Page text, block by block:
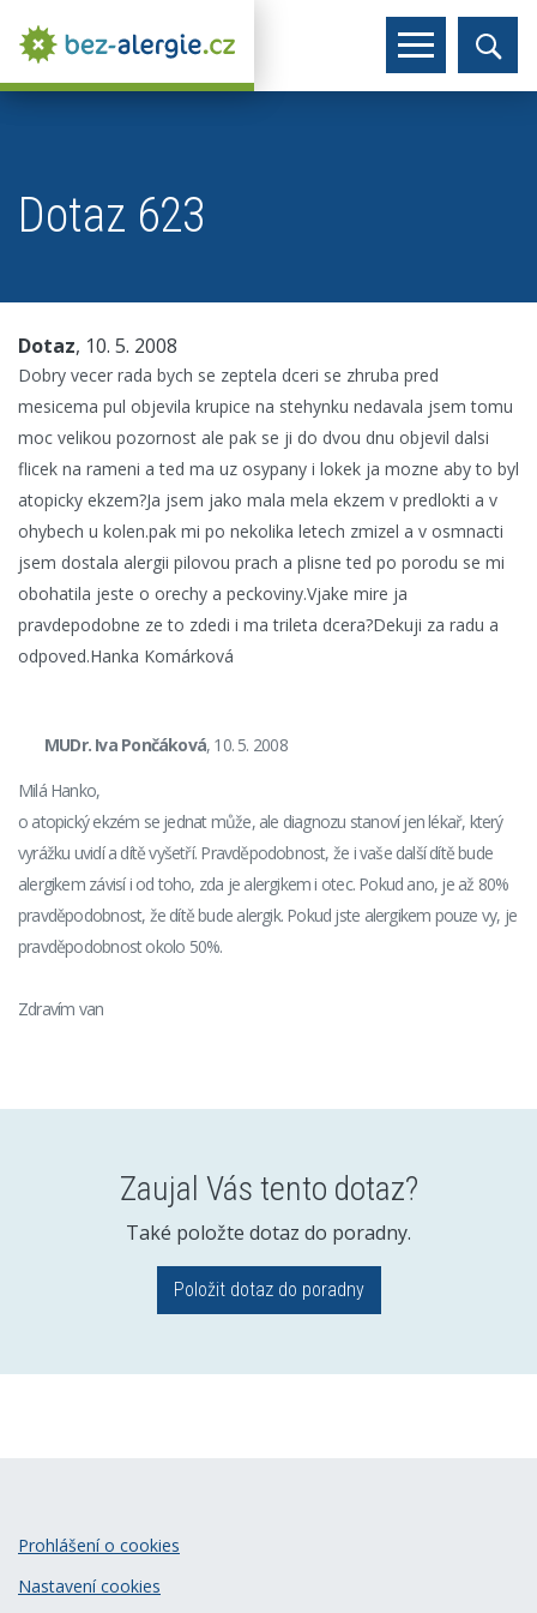
Dotaz 623
Dotaz, 10. 5. 2008
Dobry vecer rada bych se zeptela dceri se zhruba pred
mesicema pul objevila krupice na stehynku nedavala jsem tomu
moc velikou pozornost ale pak se ji do dvou dnu objevil dalsi
flicek na rameni a ted ma uz osypany i lokek ja mozne aby to byl
atopicky ekzem?Ja jsem jako mala mela ekzem v predlokti a v
ohybech u kolen.pak mi po nekolika letech zmizel a v osmnacti
jsem dostala alergii pilovou prach a plisne ted po porodu se mi
obohatila jeste o orechy a peckoviny.Vjake mire ja
pravdepodobne ze to zdedi i ma trileta dcera?Dekuji za radu a
odpoved.Hanka Komárková
MUDr. Iva Pončáková, 10. 5. 2008
Milá Hanko,
o atopický ekzém se jednat může, ale diagnozu stanoví jen lékař, který
vyrážku uvidí a dítě vyšetří. Pravděpodobnost, že i vaše další dítě bude
alergikem závisí i od toho, zda je alergikem i otec. Pokud ano, je až 80%
pravděpodobnost, že dítě bude alergik. Pokud jste alergikem pouze vy, je
pravděpodobnost okolo 50%.
Zdravím van
Zaujal Vás tento dotaz?
Také položte dotaz do poradny.
Položit dotaz do poradny
Prohlášení o cookies
Nastavení cookies